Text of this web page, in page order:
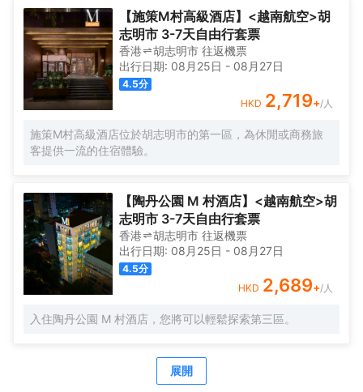
省心。
倘若您在忙碌的一天後想在自己的客房內放鬆，提供拖鞋和
24小時熱水的客房浴室是不錯的選擇。 優美的環境，再搭配
上細緻周到的服務，酒店的休閒區定能滿足您的品質需求。
酒店的會議廳將熱情的服務與專業的素質完美地結合在一
起。提供乾洗服務，為您的旅途省心。
【施策M村高級酒店】<越南航空>胡
志明市 3-7天自由行套票
香港 胡志明市 往返機票
出行日期: 08月25日 - 08月27日
4.5分
HKD 2,719+/人
施策M村高級酒店位於胡志明市的第一區，為休閒或商務旅
客提供一流的住宿體驗。
【陶丹公園 M 村酒店】<越南航空>胡
志明市 3-7天自由行套票
香港 胡志明市 往返機票
出行日期: 08月25日 - 08月27日
4.5分
HKD 2,689+/人
入住陶丹公園 M 村酒店，您將可以輕鬆探索第三區。
展開